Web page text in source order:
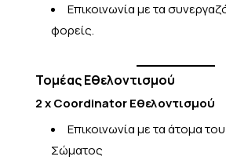
Επικοινωνία με τα
φορείς.
ΤομέαςΕθελοντισμού
2 x Coordinator Εθελοντισμού
Επικοινωνία με τα άτομα
Σώματος